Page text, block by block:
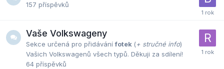
157 příspěvků
Vaše Volkswageny
Sekce určená pro přidávánífotek (+ stručné info)
Vašich Volkswagenů všech typů. Děkuji za sdílení!
64 příspěvků